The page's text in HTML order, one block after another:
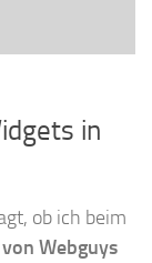
in
ob ich beim
Webguys